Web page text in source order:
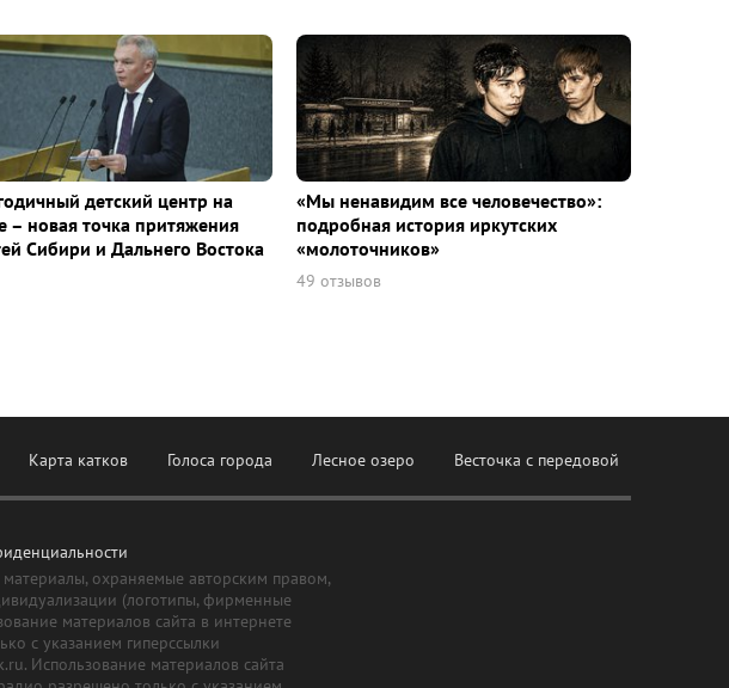
детский центр на
– новая точка притяжения
Сибири и Дальнего Востока
«Мы ненавидим все человечество»:
подробная история иркутских
«молоточников»
49 отзывов
Карта катков Голоса города Лесное озеро Весточка с передовой
охраняемые авторским правом,
(логотипы, фирменные
материалов сайта в интернете
с указанием гиперссылки
Использование материалов сайта